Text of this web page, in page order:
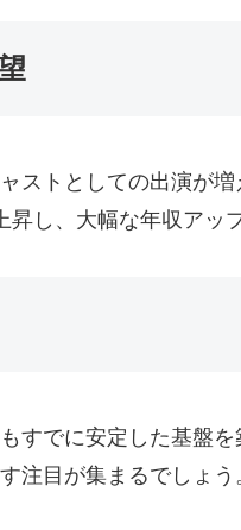
ストとしての出演が
し、大幅な年収アッ
すでに安定した基盤
注目が集まるでしょう